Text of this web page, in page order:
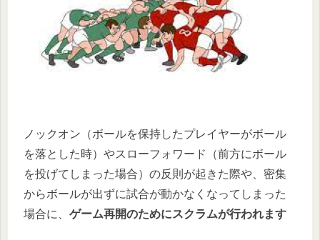
ノックオン（ボールを保持したプレイヤーがボール
を落とした時）やスローフォワード（前方にボール
を投げてしまった場合）の反則が起きた際や、密集
からボールが出ずに試合が動かなくなってしまった
場合に、 ゲーム再開のためにスクラムが行われます